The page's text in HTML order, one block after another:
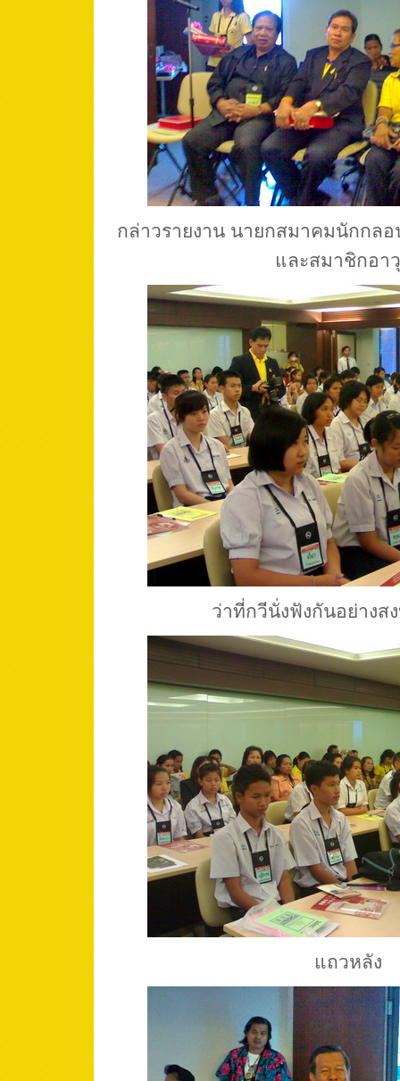
กล่าวรายงาน นายกสมาคมนักกลอ
และสมาชิกอา
ว่าที่กวีนั่งฟังกันอย่างส
แถวหลัง